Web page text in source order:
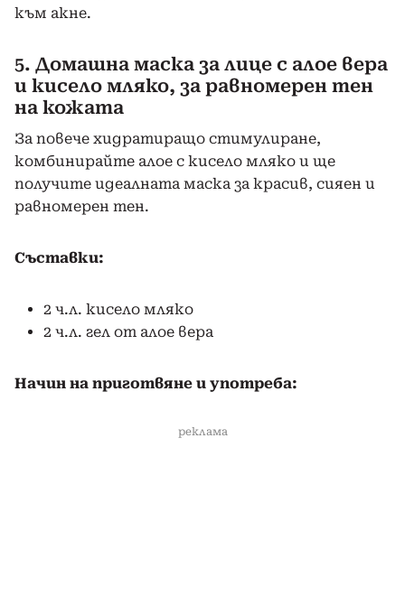
към акне.
5. Домашна маска за лице с алое вера
и кисело мляко, за равномерен тен
на кожата
За повече хидратиращо стимулиране,
комбинирайте алое с кисело мляко и ще
получите идеалната маска за красив, сияен и
равномерен тен.
Съставки:
2 ч.л. кисело мляко
2 ч.л. гел от алое вера
Начин на приготвяне и употреба:
реклама